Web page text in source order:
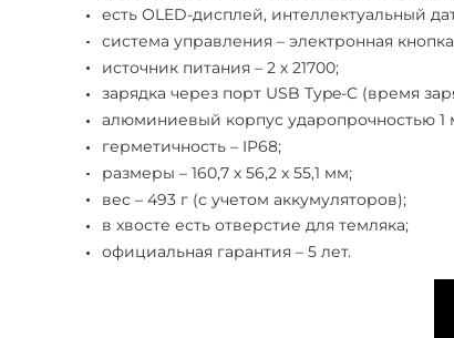
есть OLED-дисплей, интеллектуальный
система управления – электронная
источник питания – 2 х 21700;
зарядка через порт USB Type-C (время
алюминиевый корпус ударопрочностью 1
герметичность – IP68;
размеры – 160,7 х 56,2 х 55,1 мм;
вес – 493 г (с учетом аккумуляторов);
в хвосте есть отверстие для темляка;
официальная гарантия – 5 лет.